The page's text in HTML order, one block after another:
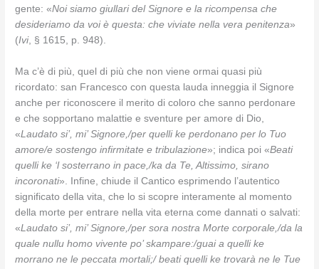
gente: «Noi siamo giullari del Signore e la ricompensa che
desideriamo da voi è questa: che viviate nella vera penitenza»
(Ivi, § 1615, p. 948).
Ma c’è di più, quel di più che non viene ormai quasi più
ricordato: san Francesco con questa lauda inneggia il Signore
anche per riconoscere il merito di coloro che sanno perdonare
e che sopportano malattie e sventure per amore di Dio,
«Laudato si’, mi’ Signore,/per quelli ke perdonano per lo Tuo
amore/e sostengo infirmitate e tribulazione»; indica poi «Beati
quelli ke ‘l sosterrano in pace,/ka da Te, Altissimo, sirano
incoronati». Infine, chiude il Cantico esprimendo l’autentico
significato della vita, che lo si scopre interamente al momento
della morte per entrare nella vita eterna come dannati o salvati:
«Laudato si’, mi’ Signore,/per sora nostra Morte corporale,/da la
quale nullu homo vivente po’ skampare:/guai a quelli ke
morrano ne le peccata mortali;/ beati quelli ke trovarà ne le Tue